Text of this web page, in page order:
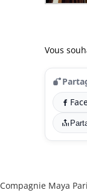
Vous
Compagnie Maya